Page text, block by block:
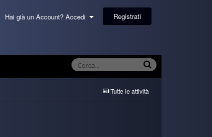
Hai già un Account? Accedi Registrati
Tutte le attività